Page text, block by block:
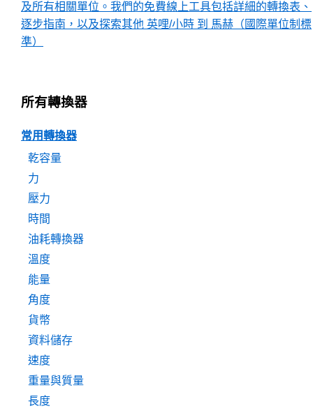
及所有相關單位。我們的免費線上工具包括詳細的轉換表、
逐步指南，以及探索其他 英哩/小時 到 馬赫（國際單位制標
準）
所有轉換器
常用轉換器
乾容量
力
壓力
時間
油耗轉換器
溫度
能量
角度
貨幣
資料儲存
速度
重量與質量
長度